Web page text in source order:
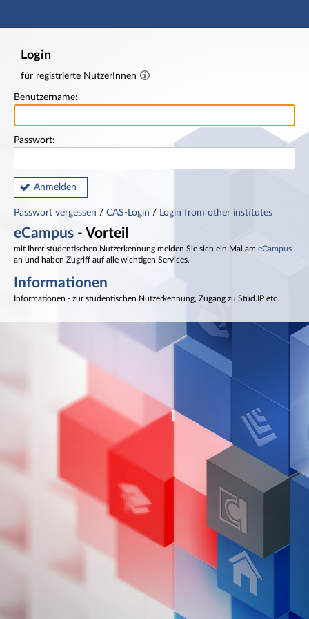
Hauptnavigation
Login
für registrierte NutzerInnen
Benutzername:
Passwort:
Anmelden
Passwort vergessen / CAS-Login / Login from other institutes
eCampus - Vorteil
mit Ihrer studentischen Nutzerkennung melden Sie sich ein Mal am eCampus
an und haben Zugriff auf alle wichtigen Services.
Informationen
Informationen - zur studentischen Nutzerkennung, Zugang zu Stud.IP etc.